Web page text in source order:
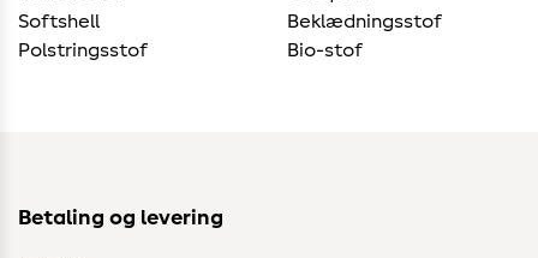
Softshell
Polstringsstof
Beklædningsstof
Bio-stof
Betaling og levering